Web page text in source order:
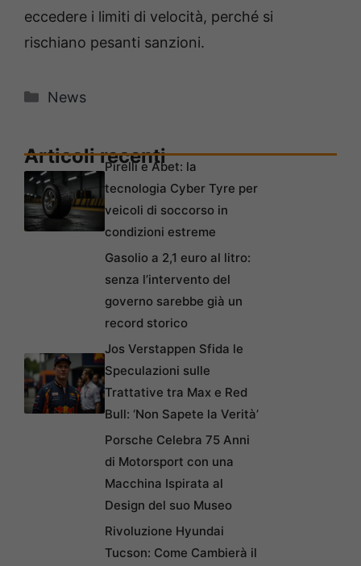
eccedere i limiti di velocità, perché si
rischiano pesanti sanzioni.
Categorie
News
Articoli recenti
Pirelli e Abet: la
tecnologia Cyber Tyre per
veicoli di soccorso in
condizioni estreme
Gasolio a 2,1 euro al litro:
senza l’intervento del
governo sarebbe già un
record storico
Jos Verstappen Sfida le
Speculazioni sulle
Trattative tra Max e Red
Bull: ‘Non Sapete la Verità’
Porsche Celebra 75 Anni
di Motorsport con una
Macchina Ispirata al
Design del suo Museo
Rivoluzione Hyundai
Tucson: Come Cambierà il